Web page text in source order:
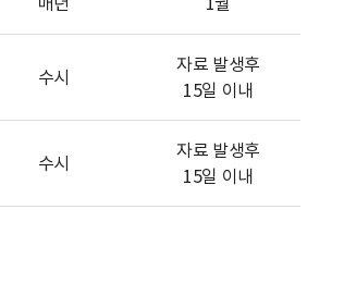
수시
자료 발생후
15일 이내
수시
자료 발생후
15일 이내